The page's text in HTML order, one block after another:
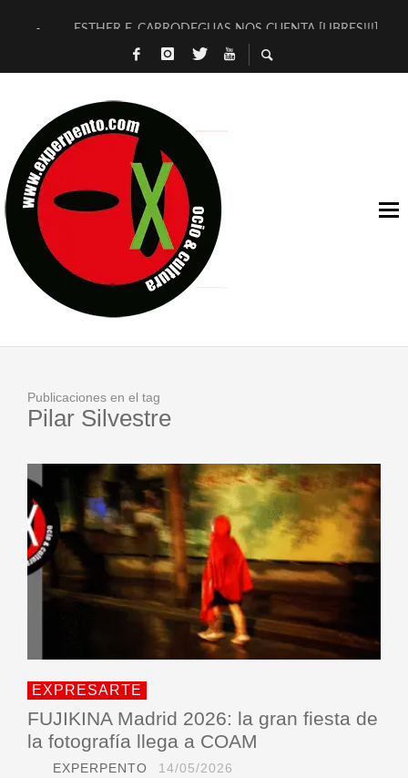
ESTHER F. CARRODEGUAS NOS CUENTA [LIBRES!!!]
[TERRA DE GUAPES] DE SANDRA MONFORT
TIMBRE 4, LA ESCUELA DEL DIRECTOR TEATRAL CLAUDIO
30 AÑOS (NO ES NADA) DE LA KATARSIS DEL TOMATAZO
MILITARES JUDÍAS EN #EXVITA
D’BALDOMEROS REINVENTAN [BITÁCORA 3.0] EN EXVITA
MARSHALL FLASH PRESENTA EN EXVITA [RELATIVA
JOFRE BARDAGÍ EN EXVITA INTERPRETANDO A SERRAT
Publicaciones en el tag
Pilar Silvestre
EXPRESARTE
FUJIKINA Madrid 2026: la gran fiesta de
la fotografía llega a COAM
EXPERPENTO 14/05/2026